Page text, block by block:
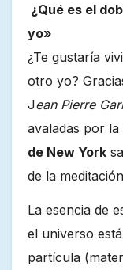
¿Qué es el
yo»
¿Te gustaría
otro yo?
Jean Pierre
avaladas por la
de New York
de la meditación
La esencia de
el universo
partícula